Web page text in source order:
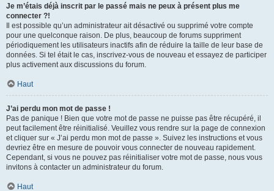
Je m’étais déjà inscrit par le passé mais ne peux à présent plus me
connecter ?!
Il est possible qu’un administrateur ait désactivé ou supprimé votre compte
pour une quelconque raison. De plus, beaucoup de forums suppriment
périodiquement les utilisateurs inactifs afin de réduire la taille de leur base de
données. Si tel était le cas, inscrivez-vous de nouveau et essayez de participer
plus activement aux discussions du forum.
Haut
J’ai perdu mon mot de passe !
Pas de panique ! Bien que votre mot de passe ne puisse pas être récupéré, il
peut facilement être réinitialisé. Veuillez vous rendre sur la page de connexion
et cliquer sur « J’ai perdu mon mot de passe ». Suivez les instructions et vous
devriez être en mesure de pouvoir vous connecter de nouveau rapidement.
Cependant, si vous ne pouvez pas réinitialiser votre mot de passe, nous vous
invitons à contacter un administrateur du forum.
Haut